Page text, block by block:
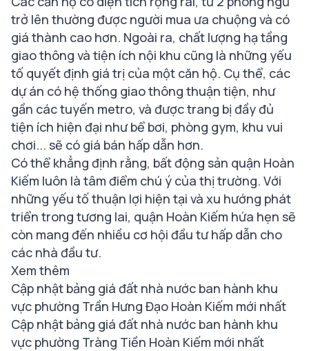
trở lên thường được người mua ưa chuộng và có
giá thành cao hơn. Ngoài ra, chất lượng hạ tầng
giao thông và tiện ích nội khu cũng là những yếu
tố quyết định giá trị của một căn hộ. Cụ thể, các
dự án có hệ thống giao thông thuận tiện, như
gần các tuyến metro, và được trang bị đầy đủ
tiện ích hiện đại như bể bơi, phòng gym, khu vui
chơi... sẽ có giá bán hấp dẫn hơn.
Có thể khẳng định rằng, bất động sản quận Hoàn
Kiếm luôn là tâm điểm chú ý của thị trường. Với
những yếu tố thuận lợi hiện tại và xu hướng phát
triển trong tương lai, quận Hoàn Kiếm hứa hẹn sẽ
còn mang đến nhiều cơ hội đầu tư hấp dẫn cho
các nhà đầu tư.
Xem thêm
Cập nhật bảng giá đất nhà nước ban hành khu
vực phường Trần Hưng Đạo Hoàn Kiếm mới nhất
Cập nhật bảng giá đất nhà nước ban hành khu
vực phường Tràng Tiền Hoàn Kiếm mới nhất